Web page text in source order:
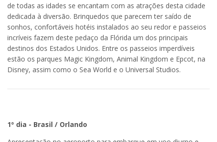
de todas as idades se encantam com as atrações desta cidade
dedicada à diversão. Brinquedos que parecem ter saído de
sonhos, confortáveis hotéis instalados ao seu redor e passeios
incríveis fazem deste pedaço da Flórida um dos principais
destinos dos Estados Unidos. Entre os passeios imperdíveis
estão os parques Magic Kingdom, Animal Kingdom e Epcot, na
Disney, assim como o Sea World e o Universal Studios.
1º dia - Brasil / Orlando